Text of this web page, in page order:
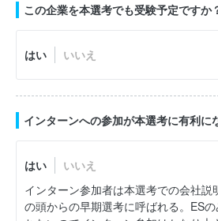
この企業を本選考でも受験予定ですか
はい いいえ
インターンへの参加が本選考に有利に
はい
いいえ
インターン参加者は本選考での会社説
の頭からの早期選考に呼ばれる。ES